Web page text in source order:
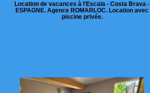
Location de vacances à l'Escala - Costa Brava -
ESPAGNE. Agence ROMARLOC. Location avec
piscine privée.